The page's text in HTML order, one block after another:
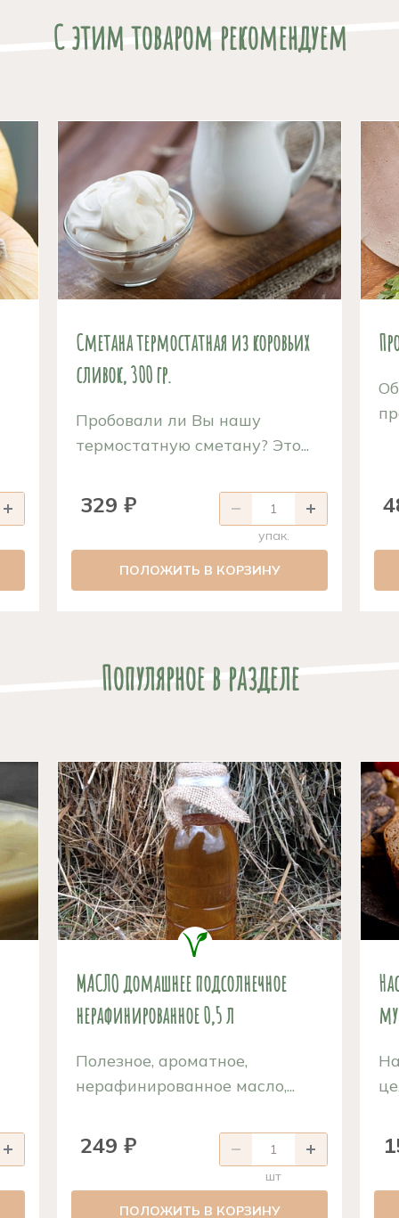
С этим товаром рекомендуем
Сметана термостатная из коровьих
сливок, 300 гр.
Пробовали ли Вы нашу
термостатную сметану? Это...
329 ₽
упак.
ПОЛОЖИТЬ В КОРЗИНУ
Популярное в разделе
МАСЛО домашнее подсолнечное
нерафинированное 0,5 л
Полезное, ароматное,
нерафинированное масло,...
249 ₽
шт
ПОЛОЖИТЬ В КОРЗИНУ